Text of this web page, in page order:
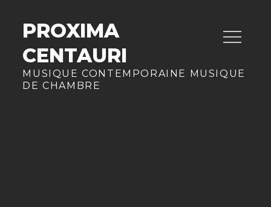
contentPROXIMA
CENTAURI
MUSIQUE CONTEMPORAINE MUSIQUE
DE CHAMBRE